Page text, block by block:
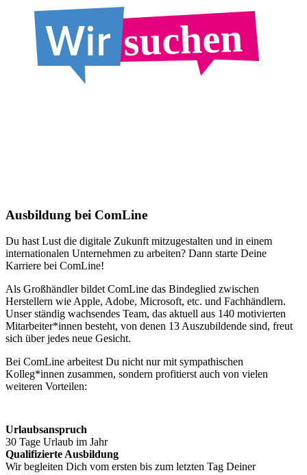
suchen
Ausbildung bei ComLine
Du hast Lust die digitale Zukunft mitzugestalten und in einem
internationalen Unternehmen zu arbeiten? Dann starte Deine
Karriere bei ComLine!
Als Großhändler bildet ComLine das Bindeglied zwischen
Herstellern wie Apple, Adobe, Microsoft, etc. und Fachhändlern.
Unser ständig wachsendes Team, das aktuell aus 140 motivierten
Mitarbeiter*innen besteht, von denen 13 Auszubildende sind, freut
sich über jedes neue Gesicht.
Bei ComLine arbeitest Du nicht nur mit sympathischen
Kolleg*innen zusammen, sondern profitierst auch von vielen
weiteren Vorteilen:
Urlaubsanspruch
30 Tage Urlaub im Jahr
Qualifizierte Ausbildung
Wir begleiten Dich vom ersten bis zum letzten Tag Deiner